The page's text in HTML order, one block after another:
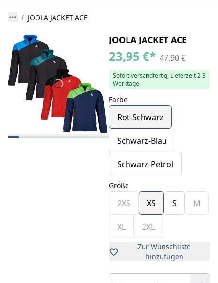
JOOLA JACKET ACE
JOOLA JACKET ACE
23,95 €* 47,90 €
Sofort versandfertig, Lieferzeit 2-3
Werktage
Farbe
Rot-Schwarz
Schwarz-Blau
Schwarz-Petrol
Größe
2XS XS S M
XL 2XL
Zur Wunschliste
hinzufügen